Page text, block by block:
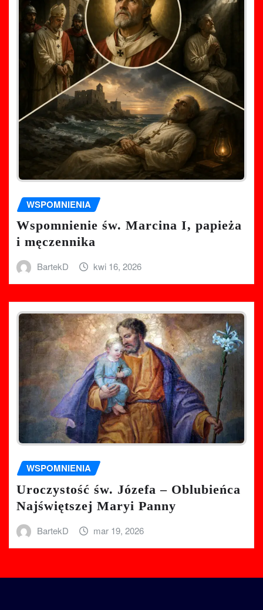
WSPOMNIENIA
Wspomnienie św. Marcina I, papieża
i męczennika
BartekD kwi 16, 2026
WSPOMNIENIA
Uroczystość św. Józefa – Oblubieńca
Najświętszej Maryi Panny
BartekD mar 19, 2026